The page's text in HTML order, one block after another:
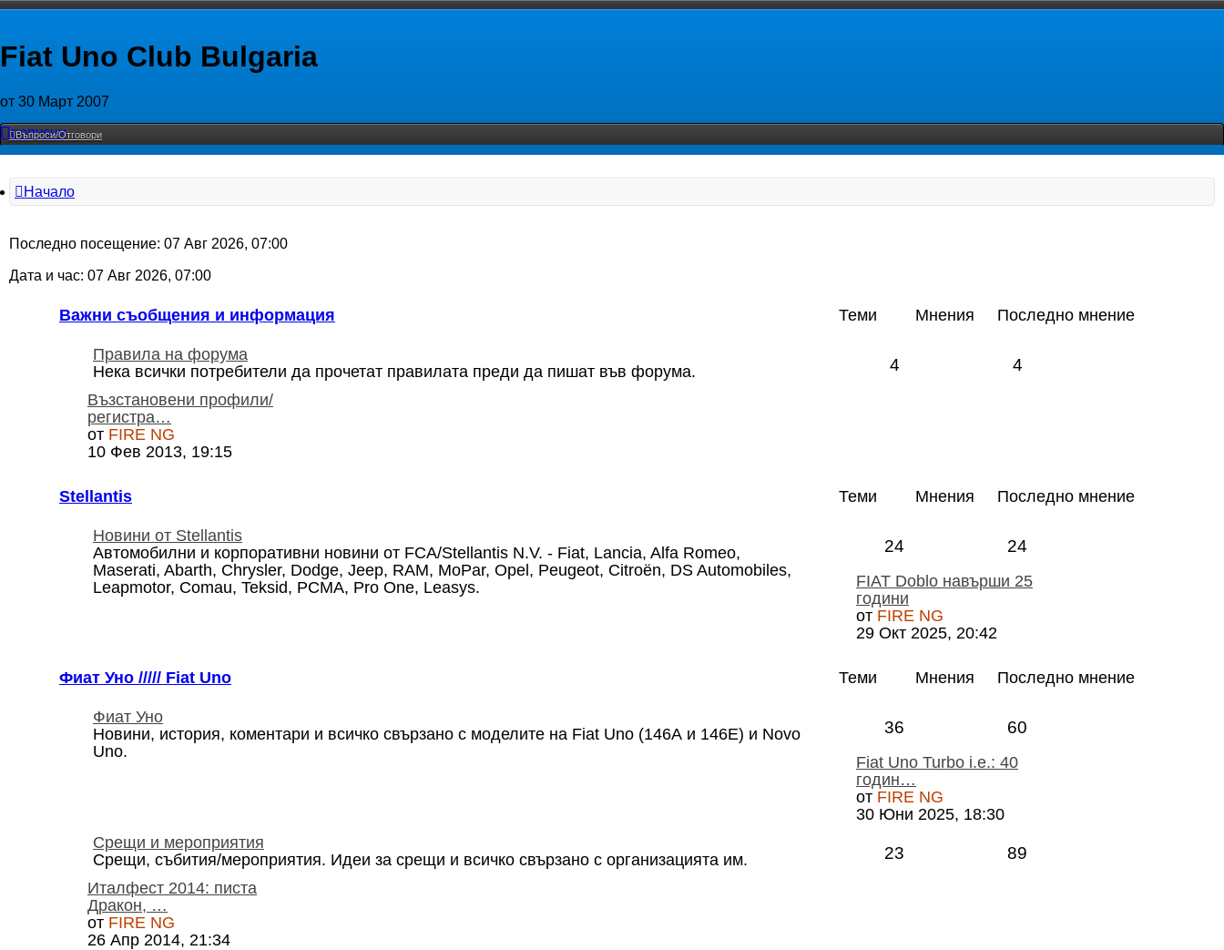
Fiat Uno Club Bulgaria
от 30 Март 2007
Пропусни
Въпроси/Отговори
Начало
Последно посещение: 07 Авг 2026, 07:00
Дата и час: 07 Авг 2026, 07:00
Важни съобщения и информация Теми Мнения Последно мнение
Правила на форума
Нека всички потребители да прочетат правилата преди да пишат във форума.
4 4
Възстановени профили/
регистра…
от FIRE NG
10 Фев 2013, 19:15
Stellantis Теми Мнения Последно мнение
Новини от Stellantis
Автомобилни и корпоративни новини от FCA/Stellantis N.V. - Fiat, Lancia, Alfa Romeo,
Maserati, Abarth, Chrysler, Dodge, Jeep, RAM, MoPar, Opel, Peugeot, Citroën, DS Automobiles,
Leapmotor, Comau, Teksid, PCMA, Pro One, Leasys.
24 24
FIAT Doblo навърши 25
години
от FIRE NG
29 Окт 2025, 20:42
Фиат Уно ///// Fiat Uno Теми Мнения Последно мнение
Фиат Уно
Новини, история, коментари и всичко свързано с моделите на Fiat Uno (146А и 146Е) и Novo
Uno.
36 60
Fiat Uno Turbo i.е.: 40
годин…
от FIRE NG
30 Юни 2025, 18:30
Срещи и мероприятия
Срещи, събития/мероприятия. Идеи за срещи и всичко свързано с организацията им.
23 89
Италфест 2014: писта
Дракон, …
от FIRE NG
26 Апр 2014, 21:34